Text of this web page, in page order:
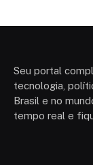
Seu portal
tecnologia,
Brasil e no
tempo real e